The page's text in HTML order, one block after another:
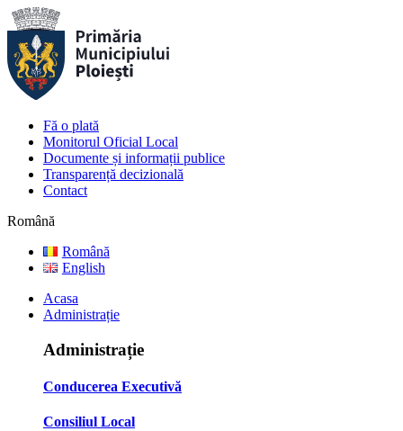
Fă o plată
Monitorul Oficial Local
Documente și informații publice
Transparență decizională
Contact
Română
Română
English
Acasa
Administrație
Administrație
Conducerea Executivă
Consiliul Local